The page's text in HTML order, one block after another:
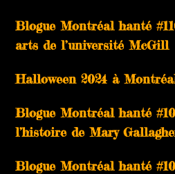
Blogue Montréal hanté
arts de l’université McGill
Halloween 2024 à
Blogue Montréal hanté
l’histoire de Mary
Blogue Montréal hanté